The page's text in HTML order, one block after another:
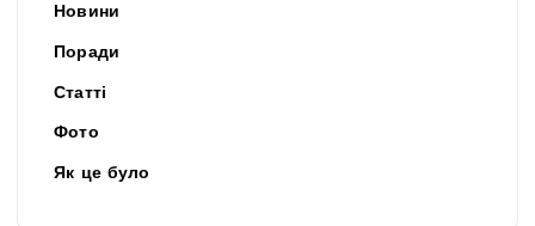
Новини
Поради
Статті
Фото
Як це було